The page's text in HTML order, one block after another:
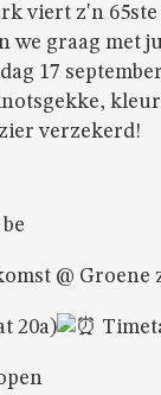
viert z'n
we graag met
17
verzekerd!
@ Groene
20a)